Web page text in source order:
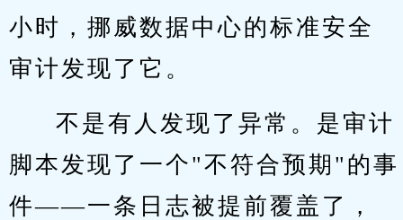
小时，挪威数据中心的标准安全
审计发现了它。
不是有人发现了异常。是审计
脚本发现了一个"不符合预期"的事
件——一条日志被提前覆盖了，